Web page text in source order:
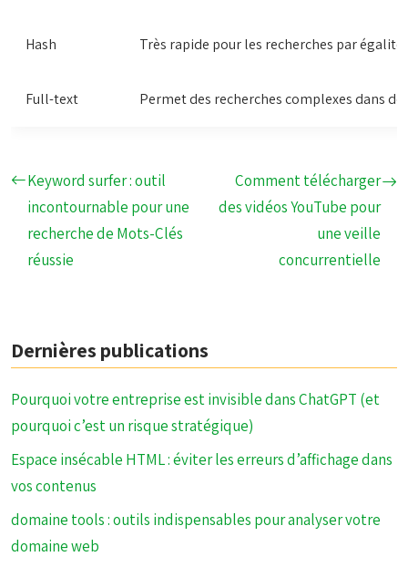
Hash Très rapide pour les recherches par
Full-text Permet des recherches complexes dans
Keyword surfer : outil
incontournable pour une
recherche de Mots-Clés
réussie
Comment télécharger
des vidéos YouTube pour
une veille
concurrentielle
Dernières publications
Pourquoi votre entreprise est invisible dans ChatGPT (et
pourquoi c’est un risque stratégique)
Espace insécable HTML : éviter les erreurs d’affichage dans
vos contenus
domaine tools : outils indispensables pour analyser votre
domaine web